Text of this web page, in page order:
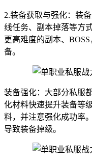
2.装备获取与强化：装
线任务、副本掉落等方
更高难度的副本、
备。
装备强化：大部分私服
化材料快速提升装备等
料，并注意强化成功率
导致装备掉级。